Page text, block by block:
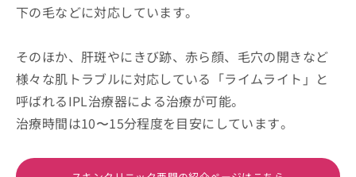
下の毛などに対応しています。
そのほか、肝斑やにきび跡、赤ら顔、毛穴の開きなど
様々な肌トラブルに対応している「ライムライト」と
呼ばれるIPL治療器による治療が可能。
治療時間は10〜15分程度を目安にしています。